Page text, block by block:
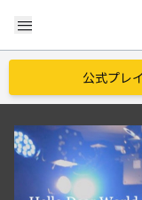
menu
公式プレ